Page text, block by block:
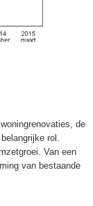
de
rol.
Van een
van bestaande